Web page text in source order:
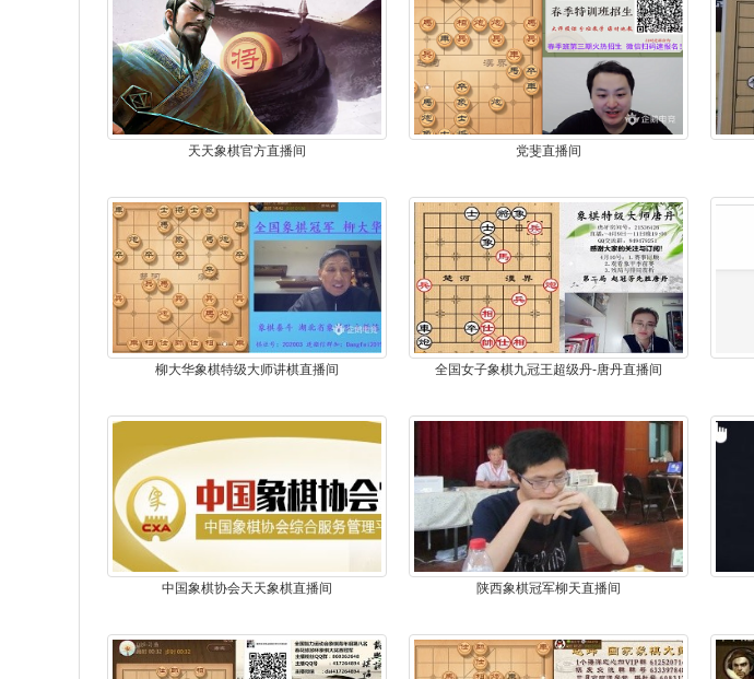
天天象棋官方直播间 党斐直播间
柳大华象棋特级大师讲棋直播间 全国女子象棋九冠王超级丹-唐丹直播间
中国象棋协会天天象棋直播间 陕西象棋冠军柳天直播间